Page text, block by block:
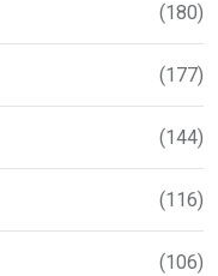
(180)
(177)
(144)
(116)
(106)